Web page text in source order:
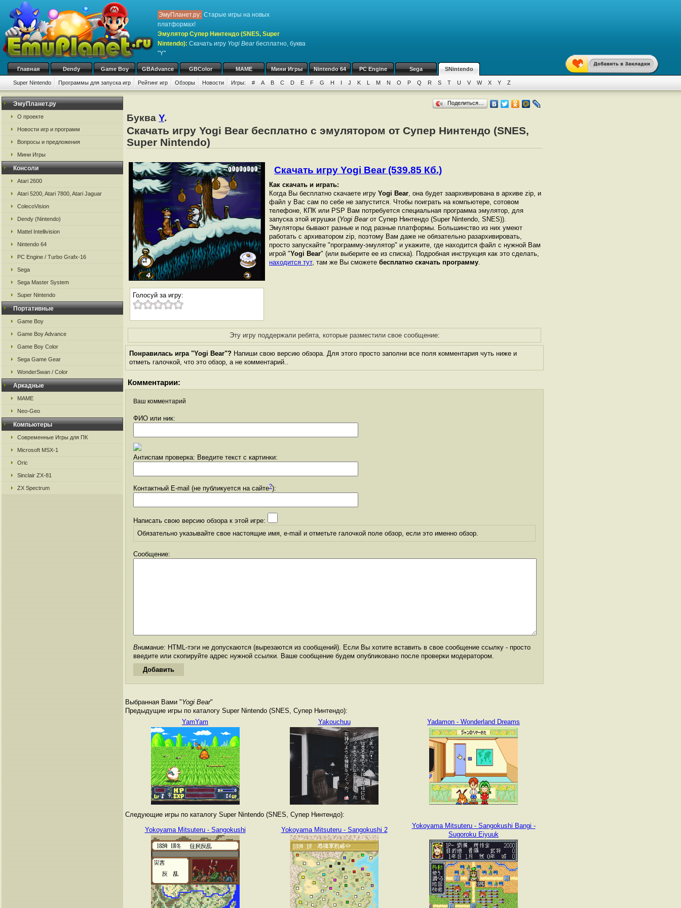
ЭмуПланет.ру: Старые игры на новых
платформах!
Эмулятор Супер Нинтендо (SNES, Super
Nintendo): Скачать игру Yogi Bearбесплатно, буква
"Y"
Главная Dendy Game Boy GBAdvance GBColor MAME Мини Игры Nintendo 64 PC Engine Sega SNintendo
Super Nintendo Программы для запуска игр Рейтинг игр Обзоры Новости Игры: # A B C D E F G H I J K L M N O P Q R S T U V W X Y Z
ЭмуПланет.ру
О проекте
Новости игр и программ
Вопросы и предложения
Мини Игры
Консоли
Atari 2600
Atari 5200, Atari 7800, Atari Jaguar
ColecoVision
Dendy (Nintendo)
Mattel Intellivision
Nintendo 64
PC Engine / Turbo Grafx-16
Sega
Sega Master System
Super Nintendo
Портативные
Game Boy
Game Boy Advance
Game Boy Color
Sega Game Gear
WonderSwan / Color
Аркадные
MAME
Neo-Geo
Компьютеры
Современные Игры для ПК
Microsoft MSX-1
Oric
Sinclair ZX-81
ZX Spectrum
Поделиться…
Буква Y.
Скачать игру Yogi Bear бесплатно с эмулятором от Супер Нинтендо (SNES,
Super Nintendo)
Голосуй за игру:
Скачать игру Yogi Bear (539.85 Кб.)
Как скачать и играть:
Когда Вы бесплатно скачаете игру Yogi Bear, она будет заархивирована в архиве zip, и
файл у Вас сам по себе не запустится. Чтобы поиграть на компьютере, сотовом
телефоне, КПК или PSP Вам потребуется специальная программа эмулятор, для
запуска этой игрушки (Yogi Bearот Супер Нинтендо (Super Nintendo, SNES)).
Эмуляторы бывают разные и под разные платформы. Большинство из них умеют
работать с архиватором zip, поэтому Вам даже не обязательно разархивировать,
просто запускайте "программу-эмулятор" и укажите, где находится файл с нужной Вам
игрой "Yogi Bear" (или выберите ее из списка). Подробная инструкция как это сделать,
находится тут, там же Вы сможете бесплатно скачать программу.
Эту игру поддержали ребята, которые разместили свое сообщение:
Понравилась игра "Yogi Bear"? Напиши свою версию обзора. Для этого просто заполни все поля комментария чуть ниже и
отметь галочкой, что это обзор, а не комментарий..
Комментарии:
Ваш комментарий
ФИО или ник:
Антиспам проверка: Введите текст с картинки:
Контактный E-mail (не публикуется на сайте?):
Написать свою версию обзора к этой игре:
Обязательно указывайте свое настоящие имя, e-mail и отметьте галочкой поле обзор, если это именно обзор.
Сообщение:
Внимание: HTML-тэги не допускаются (вырезаются из сообщений). Если Вы хотите вставить в свое сообщение ссылку - просто
введите или скопируйте адрес нужной ссылки. Ваше сообщение будем опубликовано после проверки модератором.
Выбранная Вами "Yogi Bear"
Предыдущие игры по каталогу Super Nintendo (SNES, Супер Нинтендо):
YamYam
Yakouchuu Yadamon - Wonderland Dreams
Следующие игры по каталогу Super Nintendo (SNES, Супер Нинтендо):
Yokoyama Mitsuteru - Sangokushi
Yokoyama Mitsuteru - Sangokushi 2
Yokoyama Mitsuteru - Sangokushi Bangi -
Sugoroku Eiyuuk